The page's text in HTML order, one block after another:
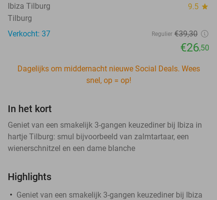
Ibiza Tilburg 9.5 star
Tilburg
Verkocht: 37
Regulier €39,30
€26,50
Dagelijks om middernacht nieuwe Social Deals. Wees
snel, op = op!
In het kort
Geniet van een smakelijk 3-gangen keuzediner bij Ibiza in
hartje Tilburg: smul bijvoorbeeld van zalmtartaar, een
wienerschnitzel en een dame blanche
Highlights
Geniet van een smakelijk 3-gangen keuzediner bij Ibiza